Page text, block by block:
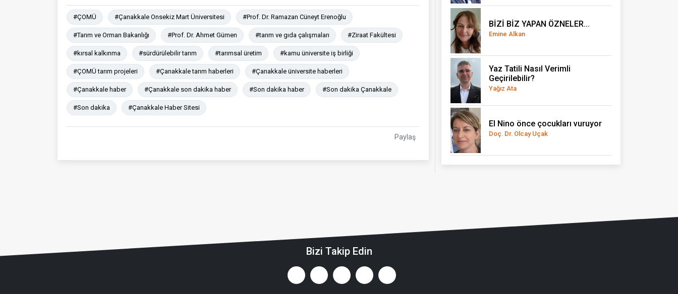
#ÇOMÜ #Çanakkale Onsekiz Mart Üniversitesi #Prof. Dr. Ramazan Cüneyt Erenoğlu
#Tarım ve Orman Bakanlığı #Prof. Dr. Ahmet Gümen #tarım ve gıda çalışmaları #Ziraat Fakültesi
#kırsal kalkınma #sürdürülebilir tarım #tarımsal üretim #kamu üniversite iş birliği
#ÇOMÜ tarım projeleri #Çanakkale tarım haberleri #Çanakkale üniversite haberleri
#Çanakkale haber #Çanakkale son dakika haber #Son dakika haber #Son dakika Çanakkale
#Son dakika #Çanakkale Haber Sitesi
Paylaş
BİZİ BİZ YAPAN ÖZNELER...
Emine Alkan
Yaz Tatili Nasıl Verimli
Geçirilebilir?
Yağız Ata
El Nino önce çocukları vuruyor
Doç. Dr. Olcay Uçak
Bizi Takip Edin